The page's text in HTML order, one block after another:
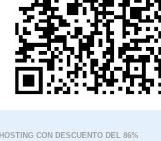
HOSTING CON DESCUENTO DEL 86%